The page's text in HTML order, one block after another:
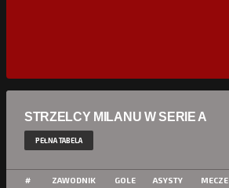
STRZELCY MILANU W SERIE A
PEŁNA TABELA
# ZAWODNIK GOLE ASYSTY MECZE